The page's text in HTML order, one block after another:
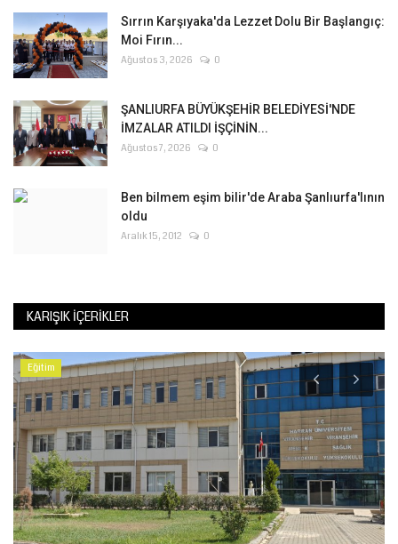
Sırrın Karşıyaka'da Lezzet Dolu Bir Başlangıç:
Moi Fırın...
Ağustos 3, 2026 0
ŞANLIURFA BÜYÜKŞEHİR BELEDİYESİ'NDE
İMZALAR ATILDI İŞÇİNİN...
Ağustos 7, 2026 0
Ben bilmem eşim bilir'de Araba Şanlıurfa'lının
oldu
Aralık 15, 2012 0
KARIŞIK İÇERIKLER
Eğitim